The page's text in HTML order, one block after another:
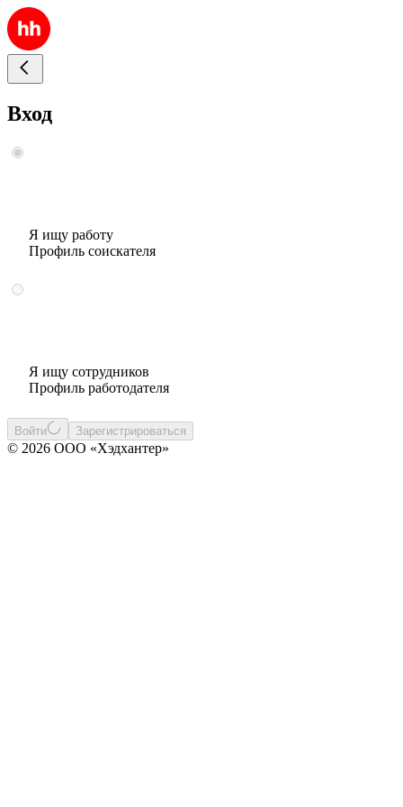
Вход
Я ищу работу
Профиль соискателя
Я ищу сотрудников
Профиль работодателя
Войти Зарегистрироваться
© 2026 ООО «Хэдхантер»